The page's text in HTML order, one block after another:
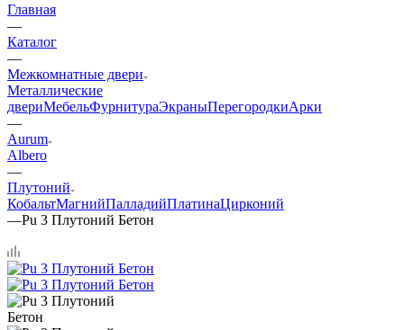
Главная
—
Каталог
—
Межкомнатные двери
Металлические
двериМебельФурнитураЭкраныПерегородкиАрки
—
Aurum
Albero
—
Плутоний
КобальтМагнийПалладийПлатинаЦирконий
—Pu 3 Плутоний Бетон